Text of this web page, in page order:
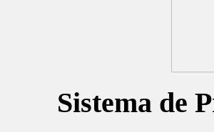
Sistema de